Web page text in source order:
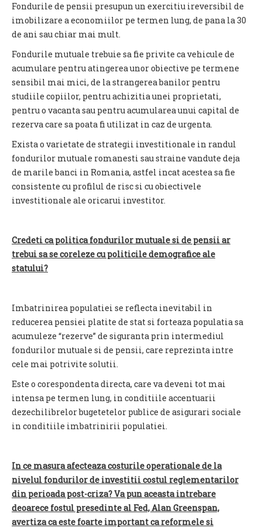
Fondurile de pensii presupun un exercitiu ireversibil de
imobilizare a economiilor pe termen lung, de pana la 30
de ani sau chiar mai mult.
Fondurile mutuale trebuie sa fie privite ca vehicule de
acumulare pentru atingerea unor obiective pe termene
sensibil mai mici, de la strangerea banilor pentru
studiile copiilor, pentru achizitia unei proprietati,
pentru o vacanta sau pentru acumularea unui capital de
rezerva care sa poata fi utilizat in caz de urgenta.
Exista o varietate de strategii investitionale in randul
fondurilor mutuale romanesti sau straine vandute deja
de marile banci in Romania, astfel incat acestea sa fie
consistente cu profilul de risc si cu obiectivele
investitionale ale oricarui investitor.
Credeti ca politica fondurilor mutuale si de pensii ar
trebui sa se coreleze cu politicile demografice ale
statului?
Imbatrinirea populatiei se reflecta inevitabil in
reducerea pensiei platite de stat si forteaza populatia sa
acumuleze “rezerve” de siguranta prin intermediul
fondurilor mutuale si de pensii, care reprezinta intre
cele mai potrivite solutii.
Este o corespondenta directa, care va deveni tot mai
intensa pe termen lung, in conditiile accentuarii
dezechilibrelor bugetetelor publice de asigurari sociale
in conditiile imbatrinirii populatiei.
In ce masura afecteaza costurile operationale de la
nivelul fondurilor de investitii costul reglementarilor
din perioada post-criza? Va pun aceasta intrebare
deoarece fostul presedinte al Fed, Alan Greenspan,
avertiza ca este foarte important ca reformele si